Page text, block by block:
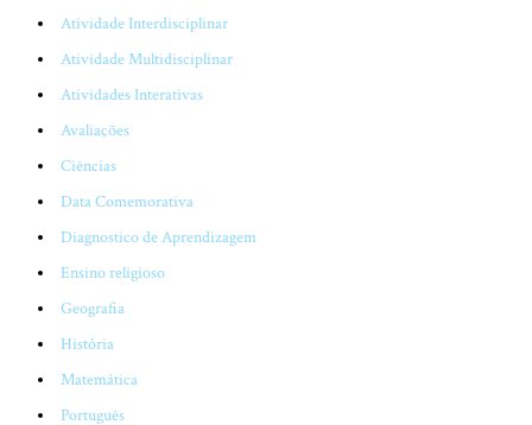
Atividade Interdisciplinar
Atividade Multidisciplinar
Atividades Interativas
Avaliações
Ciências
Data Comemorativa
Diagnostico de Aprendizagem
Ensino religioso
Geografia
História
Matemática
Português